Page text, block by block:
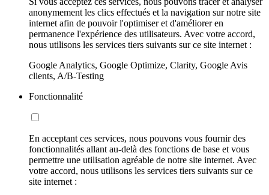
anonymement les clics effectués et la navigation sur notre site
internet afin de pouvoir l'optimiser et d'améliorer en
permanence l'expérience des utilisateurs. Avec votre accord,
nous utilisons les services tiers suivants sur ce site internet :
Google Analytics, Google Optimize, Clarity, Google Avis
clients, A/B-Testing
Fonctionnalité
En acceptant ces services, nous pouvons vous fournir des
fonctionnalités allant au-delà des fonctions de base et vous
permettre une utilisation agréable de notre site internet. Avec
votre accord, nous utilisons les services tiers suivants sur ce
site internet :